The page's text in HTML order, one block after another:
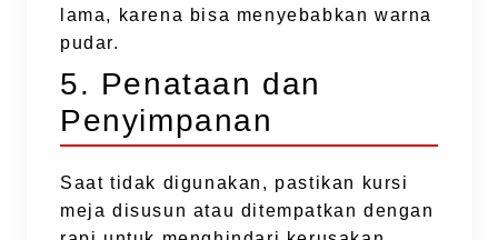
lama, karena bisa menyebabkan warna
pudar.
5. Penataan dan
Penyimpanan
Saat tidak digunakan, pastikan kursi
meja disusun atau ditempatkan dengan